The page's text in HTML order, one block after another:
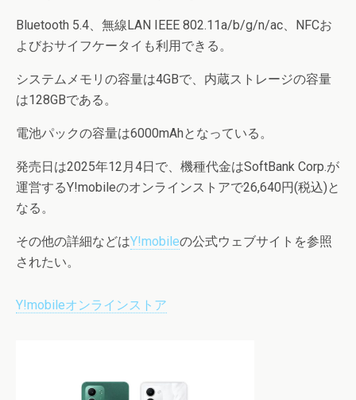
Bluetooth 5.4、無線LAN IEEE 802.11a/b/g/n/ac、NFCお
よびおサイフケータイも利用できる。
システムメモリの容量は4GBで、内蔵ストレージの容量
は128GBである。
電池パックの容量は6000mAhとなっている。
発売日は2025年12月4日で、機種代金はSoftBank Corp.が
運営するY!mobileのオンラインストアで26,640円(税込)と
なる。
その他の詳細などはY!mobileの公式ウェブサイトを参照
されたい。
Y!mobileオンラインストア